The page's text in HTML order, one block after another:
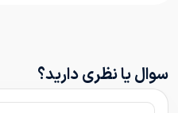
سوال یا نظری دارید؟